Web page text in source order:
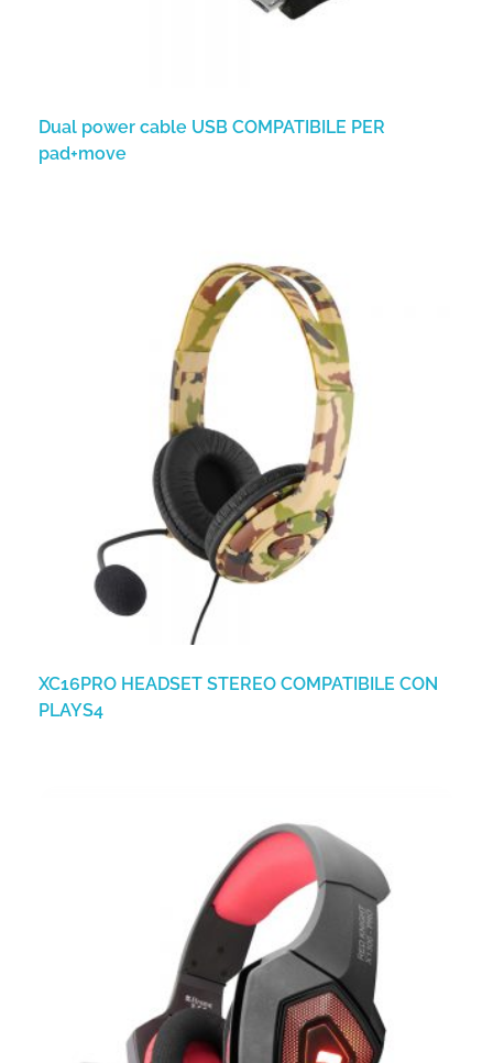
Dual power cable USB COMPATIBILE PER
pad+move
XC16PRO HEADSET STEREO COMPATIBILE CON
PLAYS4